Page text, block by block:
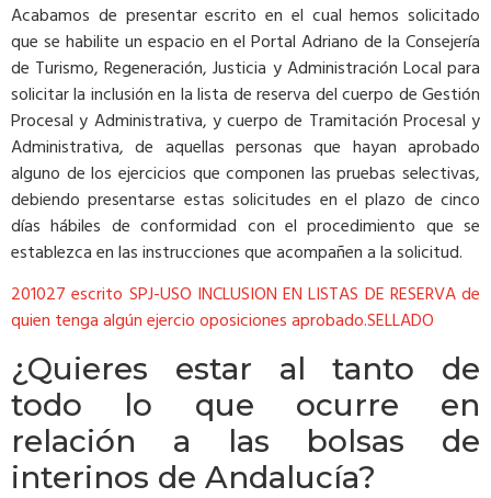
Acabamos de presentar escrito en el cual hemos solicitado
que se habilite un espacio en el Portal Adriano de la Consejería
de Turismo, Regeneración, Justicia y Administración Local para
solicitar la inclusión en la lista de reserva del cuerpo de Gestión
Procesal y Administrativa, y cuerpo de Tramitación Procesal y
Administrativa, de aquellas personas que hayan aprobado
alguno de los ejercicios que componen las pruebas selectivas,
debiendo presentarse estas solicitudes en el plazo de cinco
días hábiles de conformidad con el procedimiento que se
establezca en las instrucciones que acompañen a la solicitud.
201027 escrito SPJ-USO INCLUSION EN LISTAS DE RESERVA de
quien tenga algún ejercio oposiciones aprobado.SELLADO
¿Quieres estar al tanto de
todo lo que ocurre en
relación a las bolsas de
interinos de Andalucía?